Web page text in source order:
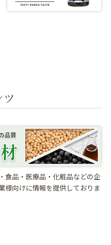
食品・医療品・化粧品などの企
様向けに情報を提供しておりま